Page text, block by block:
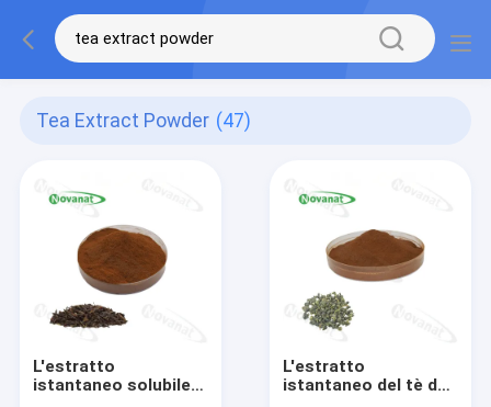
Tea Extract Powder (47)
L'estratto
istantaneo solubile
L'estratto
istantaneo del tè del